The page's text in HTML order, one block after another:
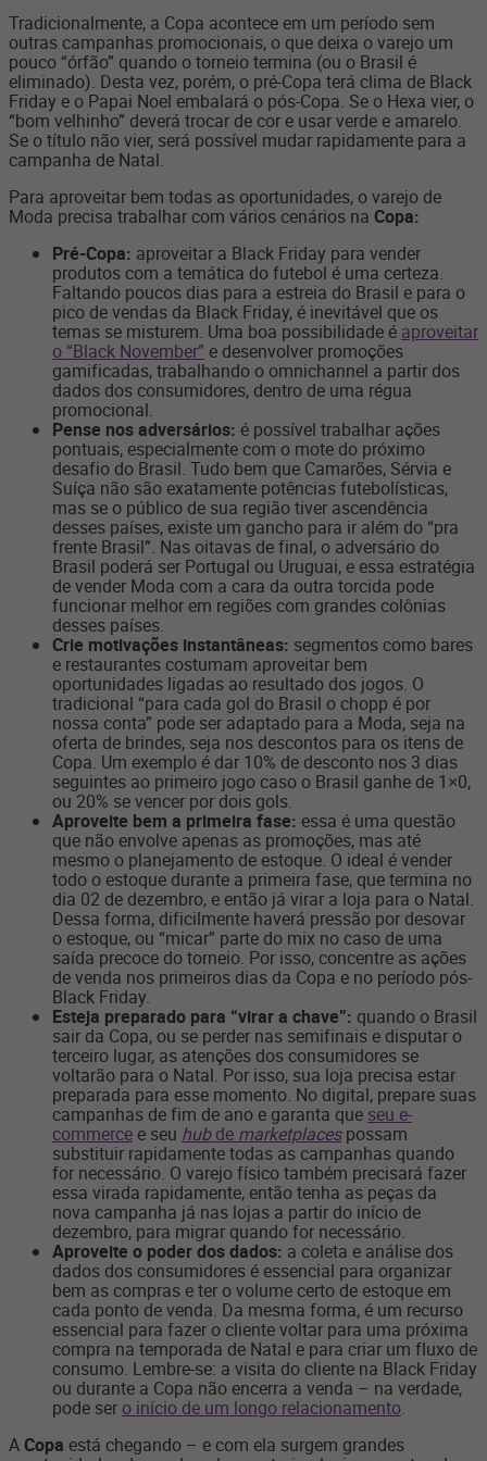
Tradicionalmente, a Copa acontece em um período sem
outras campanhas promocionais, o que deixa o varejo um
pouco “órfão” quando o torneio termina (ou o Brasil é
eliminado). Desta vez, porém, o pré-Copa terá clima de Black
Friday e o Papai Noel embalará o pós-Copa. Se o Hexa vier, o
“bom velhinho” deverá trocar de cor e usar verde e amarelo.
Se o título não vier, será possível mudar rapidamente para a
campanha de Natal.
Para aproveitar bem todas as oportunidades, o varejo de
Moda precisa trabalhar com vários cenários na Copa:
Pré-Copa: aproveitar a Black Friday para vender
produtos com a temática do futebol é uma certeza.
Faltando poucos dias para a estreia do Brasil e para o
pico de vendas da Black Friday, é inevitável que os
temas se misturem. Uma boa possibilidade é aproveitar
o “Black November” e desenvolver promoções
gamificadas, trabalhando o omnichannel a partir dos
dados dos consumidores, dentro de uma régua
promocional.
Pense nos adversários: é possível trabalhar ações
pontuais, especialmente com o mote do próximo
desafio do Brasil. Tudo bem que Camarões, Sérvia e
Suíça não são exatamente potências futebolísticas,
mas se o público de sua região tiver ascendência
desses países, existe um gancho para ir além do “pra
frente Brasil”. Nas oitavas de final, o adversário do
Brasil poderá ser Portugal ou Uruguai, e essa estratégia
de vender Moda com a cara da outra torcida pode
funcionar melhor em regiões com grandes colônias
desses países.
Crie motivações instantâneas: segmentos como bares
e restaurantes costumam aproveitar bem
oportunidades ligadas ao resultado dos jogos. O
tradicional “para cada gol do Brasil o chopp é por
nossa conta” pode ser adaptado para a Moda, seja na
oferta de brindes, seja nos descontos para os itens de
Copa. Um exemplo é dar 10% de desconto nos 3 dias
seguintes ao primeiro jogo caso o Brasil ganhe de 1×0,
ou 20% se vencer por dois gols.
Aproveite bem a primeira fase: essa é uma questão
que não envolve apenas as promoções, mas até
mesmo o planejamento de estoque. O ideal é vender
todo o estoque durante a primeira fase, que termina no
dia 02 de dezembro, e então já virar a loja para o Natal.
Dessa forma, dificilmente haverá pressão por desovar
o estoque, ou “micar” parte do mix no caso de uma
saída precoce do torneio. Por isso, concentre as ações
de venda nos primeiros dias da Copa e no período pós-
Black Friday.
Esteja preparado para “virar a chave”: quando o Brasil
sair da Copa, ou se perder nas semifinais e disputar o
terceiro lugar, as atenções dos consumidores se
voltarão para o Natal. Por isso, sua loja precisa estar
preparada para esse momento. No digital, prepare suas
campanhas de fim de ano e garanta que seu e-
commerce e seu hubde marketplacespossam
substituir rapidamente todas as campanhas quando
for necessário. O varejo físico também precisará fazer
essa virada rapidamente, então tenha as peças da
nova campanha já nas lojas a partir do início de
dezembro, para migrar quando for necessário.
Aproveite o poder dos dados: a coleta e análise dos
dados dos consumidores é essencial para organizar
bem as compras e ter o volume certo de estoque em
cada ponto de venda. Da mesma forma, é um recurso
essencial para fazer o cliente voltar para uma próxima
compra na temporada de Natal e para criar um fluxo de
consumo. Lembre-se: a visita do cliente na Black Friday
ou durante a Copa não encerra a venda – na verdade,
pode ser o início de um longo relacionamento.
ACopa está chegando – e com ela surgem grandes